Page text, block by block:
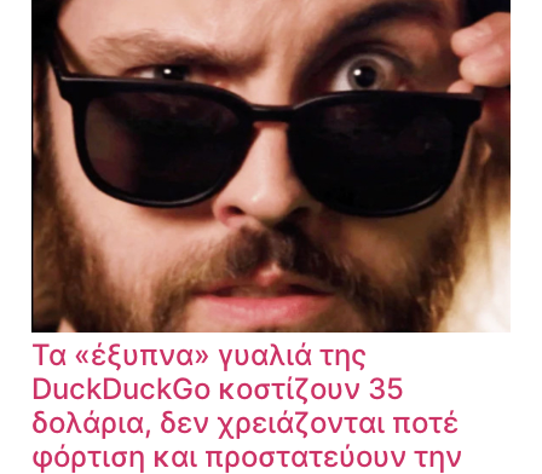
Τα «έξυπνα» γυαλιά της
DuckDuckGo κοστίζουν 35
δολάρια, δεν χρειάζονται ποτέ
φόρτιση και προστατεύουν την